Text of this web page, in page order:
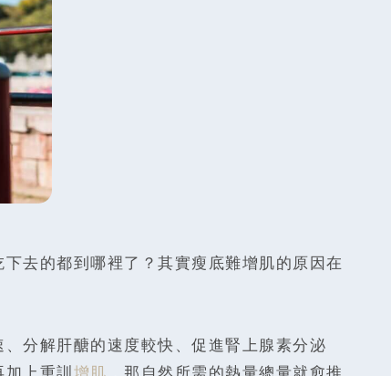
去的都到哪裡了？其實瘦底難增肌的原因在
分解肝醣的速度較快、促進腎上腺素分泌
上重訓 增肌 ，那自然所需的熱量總量就愈推